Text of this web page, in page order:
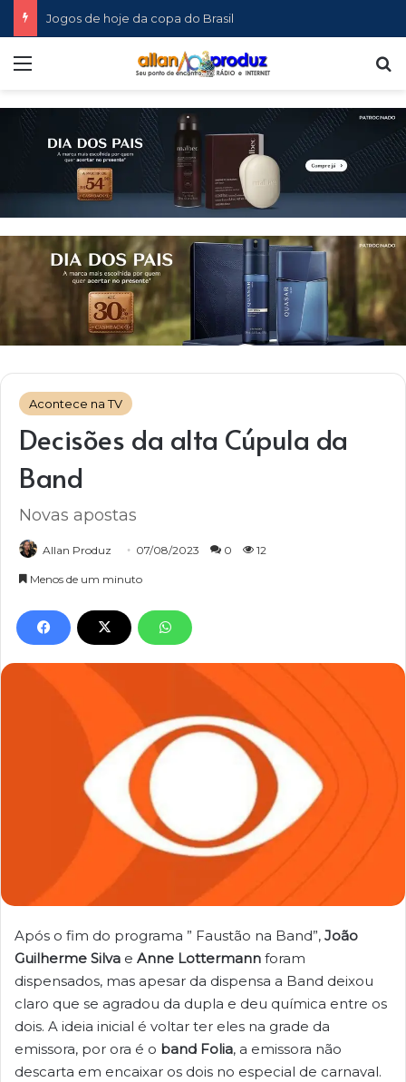
Jogos de hoje da copa do Brasil
Menu
Acontece na TV
Decisões da alta Cúpula da
Band
Novas apostas
Allan Produz 07/08/2023 0 12
Menos de um minuto
Após o fim do programa ” Faustão na Band”, João
Guilherme Silva e Anne Lottermann foram
dispensados, mas apesar da dispensa a Band deixou
claro que se agradou da dupla e deu química entre os
dois. A ideia inicial é voltar ter eles na grade da
emissora, por ora é o band Folia, a emissora não
descarta em encaixar os dois no especial de carnaval.